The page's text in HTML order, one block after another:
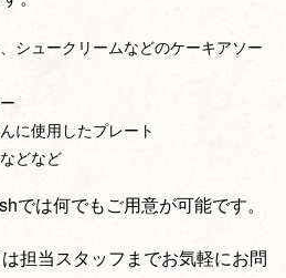
シュークリームなどのケーキアソー
に使用したプレート
どなど
では何でもご用意が可能です。
担当スタッフまでお気軽にお問